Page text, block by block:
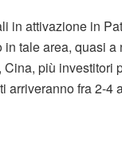
in attivazione in
tale area, quasi
più
arriveranno fra 2-4